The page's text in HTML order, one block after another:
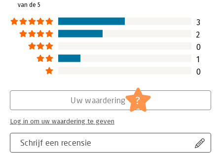
van de 5
3
2
0
1
0
Schrijf een recensie
Uw waardering ?
Log in om uw waardering te geven